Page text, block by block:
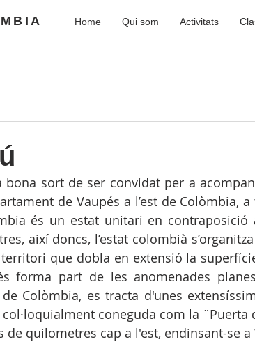
Home Qui som Activitats
sort de ser convidat per a
de Vaupés a l’est de Colòmbia,
és un estat unitari en contraposició
així doncs, l’estat colombià
que dobla en extensió la
forma part de les anomenades
Colòmbia, es tracta d'unes
coneguda com la ¨Puerta
quilometres cap a l'est, endinsant-se a